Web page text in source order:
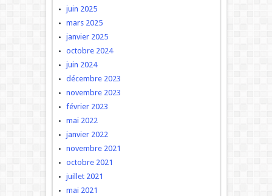
juin 2025
mars 2025
janvier 2025
octobre 2024
juin 2024
décembre 2023
novembre 2023
février 2023
mai 2022
janvier 2022
novembre 2021
octobre 2021
juillet 2021
mai 2021